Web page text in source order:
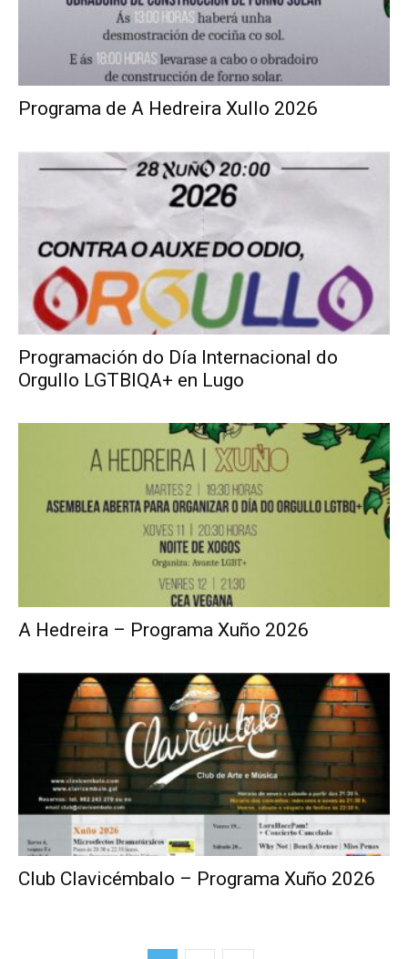
Programa de A Hedreira Xullo 2026
Programación do Día Internacional do
Orgullo LGTBIQA+ en Lugo
A Hedreira – Programa Xuño 2026
Club Clavicémbalo – Programa Xuño 2026